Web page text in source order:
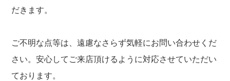
だきます。
ご不明な点等は、遠慮なさらず気軽にお問い合わせくだ
さい。安心してご来店頂けるように対応させていただい
ております。